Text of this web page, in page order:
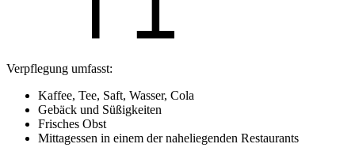
Verpflegung umfasst:
Kaffee, Tee, Saft, Wasser, Cola
Gebäck und Süßigkeiten
Frisches Obst
Mittagessen in einem der naheliegenden Restaurants